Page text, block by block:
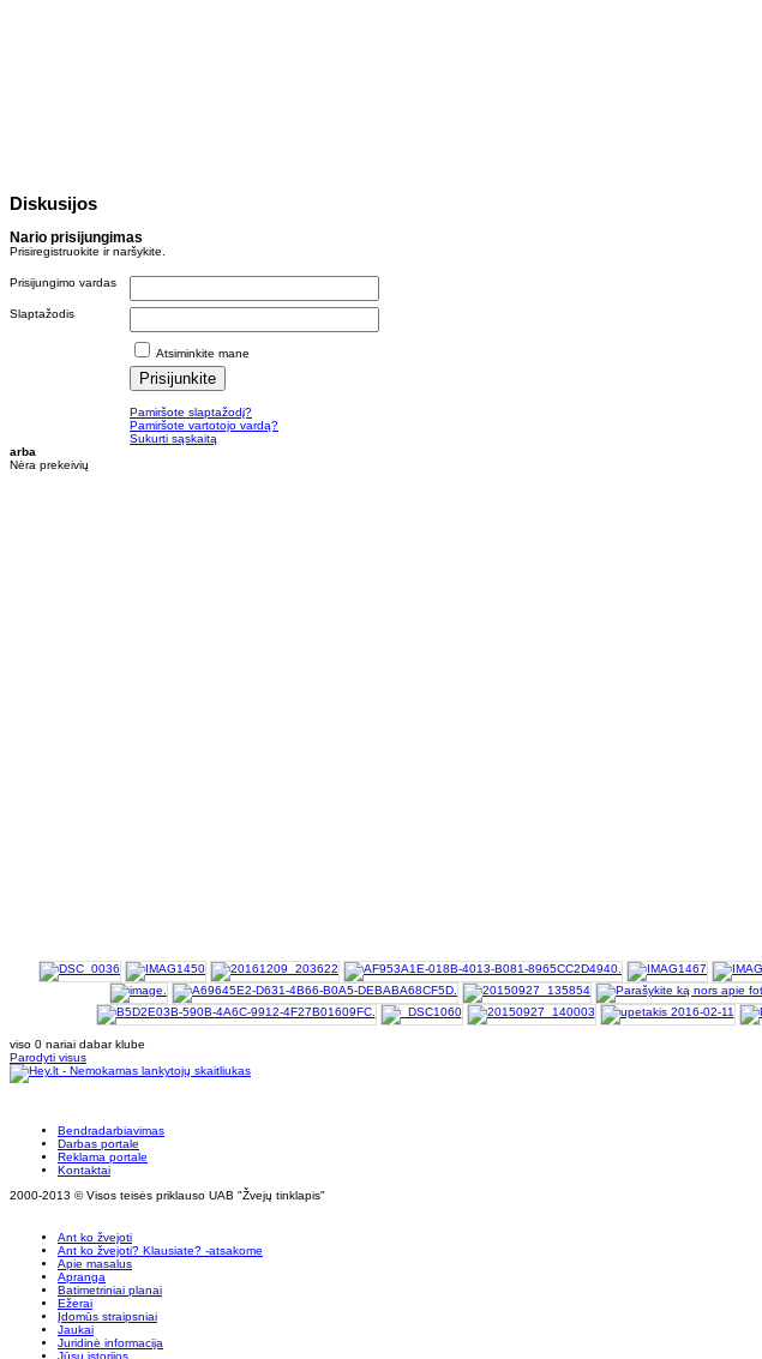
Diskusijos
Nario prisijungimas
Prisiregistruokite ir naršykite.
Prisijungimo vardas
Slaptažodis
Atsiminkite mane
Pamiršote slaptažodį?
Pamiršote vartotojo vardą?
Sukurti sąskaitą
arba
Nėra prekeivių
viso 0 nariai dabar klube
Parodyti visus
Bendradarbiavimas
Darbas portale
Reklama portale
Kontaktai
2000-2013 © Visos teisės priklauso UAB "Žvejų tinklapis"
Ant ko žvejoti
Ant ko žvejoti? Klausiate? -atsakome
Apie masalus
Apranga
Batimetriniai planai
Ežerai
Įdomūs straipsniai
Jaukai
Juridinė informacija
Jūsų istorijos